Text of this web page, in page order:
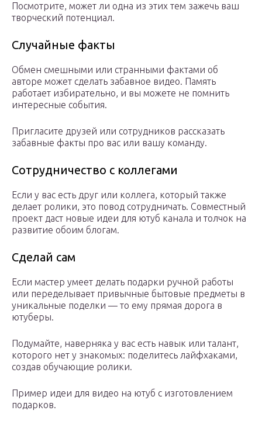
Посмотрите, может ли одна из этих тем зажечь ваш
творческий потенциал.
Случайные факты
Обмен смешными или странными фактами об
авторе может сделать забавное видео. Память
работает избирательно, и вы можете не помнить
интересные события.
Пригласите друзей или сотрудников рассказать
забавные факты про вас или вашу команду.
Сотрудничество с коллегами
Если у вас есть друг или коллега, который также
делает ролики, это повод сотрудничать. Совместный
проект даст новые идеи для ютуб канала и толчок на
развитие обоим блогам.
Сделай сам
Если мастер умеет делать подарки ручной работы
или переделывает привычные бытовые предметы в
уникальные поделки — то ему прямая дорога в
ютуберы.
Подумайте, наверняка у вас есть навык или талант,
которого нет у знакомых: поделитесь лайфхаками,
создав обучающие ролики.
Пример идеи для видео на ютуб с изготовлением
подарков.